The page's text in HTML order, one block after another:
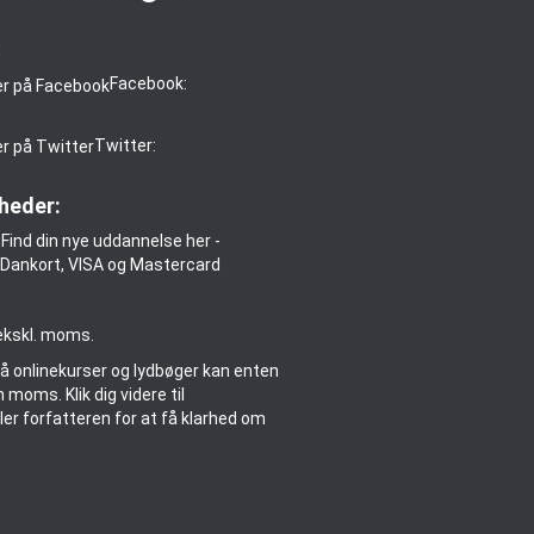
Facebook:
Twitter:
moms.
onlinekurser og lydbøger kan enten
Klik dig videre til
forfatteren for at få klarhed om